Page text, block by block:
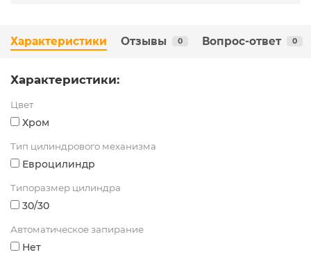
Характеристики Отзывы 0 Вопрос-ответ 0
Характеристики:
Цвет
Хром
Тип цилиндрового механизма
Евроцилиндр
Типоразмер цилиндра
30/30
Автоматическое запирание
Нет